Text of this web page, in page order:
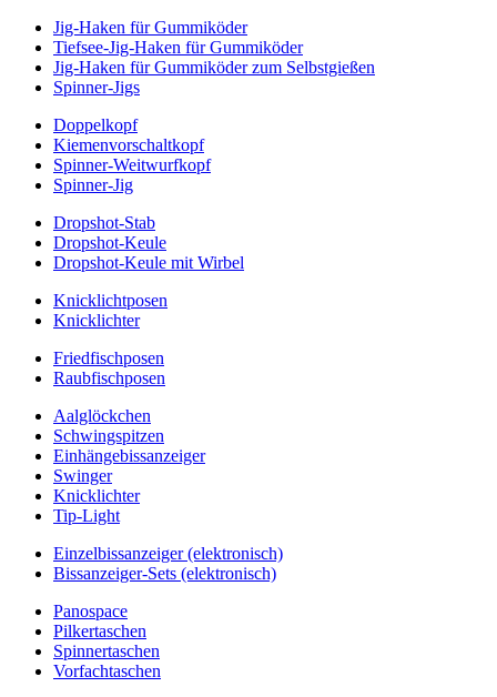
Jig-Haken für Gummiköder
Tiefsee-Jig-Haken für Gummiköder
Jig-Haken für Gummiköder zum Selbstgießen
Spinner-Jigs
Doppelkopf
Kiemenvorschaltkopf
Spinner-Weitwurfkopf
Spinner-Jig
Dropshot-Stab
Dropshot-Keule
Dropshot-Keule mit Wirbel
Knicklichtposen
Knicklichter
Friedfischposen
Raubfischposen
Aalglöckchen
Schwingspitzen
Einhängebissanzeiger
Swinger
Knicklichter
Tip-Light
Einzelbissanzeiger (elektronisch)
Bissanzeiger-Sets (elektronisch)
Panospace
Pilkertaschen
Spinnertaschen
Vorfachtaschen